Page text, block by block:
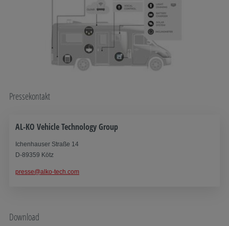
Pressekontakt
AL-KO Vehicle Technology Group
Ichenhauser Straße 14
D-89359 Kötz
presse@alko-tech.com
Download